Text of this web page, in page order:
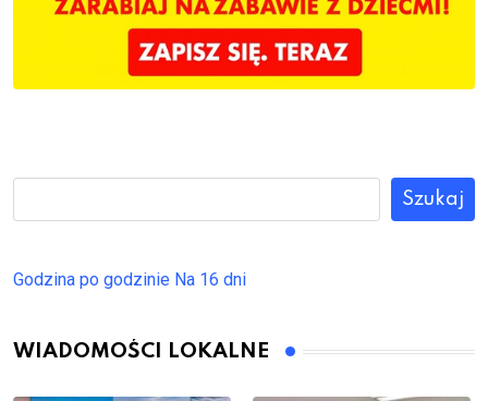
Szukaj
Godzina po godzinie Na 16 dni
WIADOMOŚCI LOKALNE